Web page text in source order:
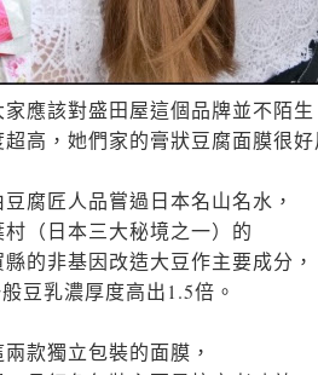
應該對盛田屋這個品牌並不陌
高，她們家的膏狀豆腐面膜很
腐匠人品嘗過日本名山名水，
（日本三大秘境之一）的
的非基因改造大豆作主要成分，
豆乳濃厚度高出1.5倍。
款獨立包裝的面膜，